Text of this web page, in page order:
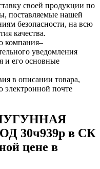
своей продукции по
поставляемые нашей
безопасности, на всю
качества.
компания–
уведомления
и его основные
в описании товара,
электронной почте
30ч939р в СК
цене в